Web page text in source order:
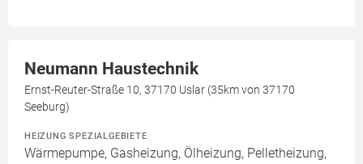
Neumann Haustechnik
Ernst-Reuter-Straße 10, 37170 Uslar (35km von 37170
Seeburg)
HEIZUNG SPEZIALGEBIETE
Wärmepumpe, Gasheizung, Ölheizung, Pelletheizung,